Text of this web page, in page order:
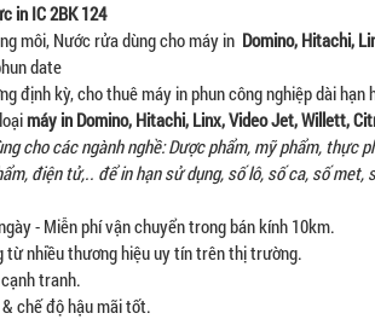
in IC 2BK 124
môi, Nước rửa dùng cho máy in Domino, Hitachi,
date
định kỳ, cho thuê máy in phun công nghiệp dài hạn
máy in Domino, Hitachi, Linx, Video Jet, Willett,
cho các ngành nghề: Dược phẩm, mỹ phẩm, thực
điện tử,.. để in hạn sử dụng, số lô, số ca, số met,
- Miễn phí vận chuyển trong bán kính 10km.
từ nhiều thương hiệu uy tín trên thị trường.
tranh.
chế độ hậu mãi tốt.